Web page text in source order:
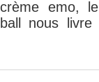
emo,
nous